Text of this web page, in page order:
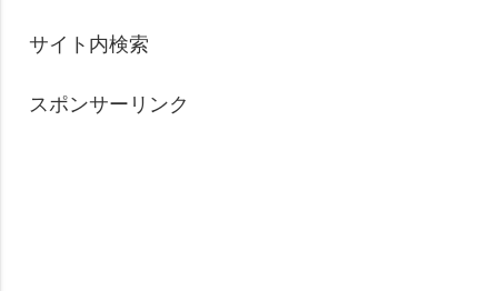
サイト内検索
スポンサーリンク